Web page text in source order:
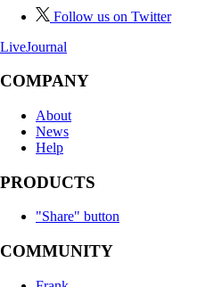
Follow us on Twitter
LiveJournal
COMPANY
About
News
Help
PRODUCTS
"Share" button
COMMUNITY